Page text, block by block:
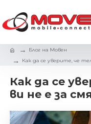
Блог на Мовен
Как да се уверите, че
Как да се
ви не е за